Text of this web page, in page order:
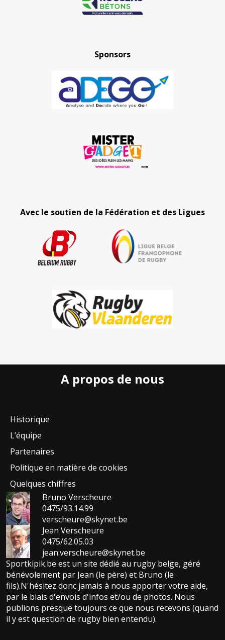
Sponsors
Avec le soutien de la Fédération et des Ligues
A propos de nous
Historique
L’équipe
Partenaires
Politique en matière de cookies
Quelques chiffres
Bruno Verscheure
0475/93.14.99
verscheure@skynet.be
Jean Verscheure
0475/62.05.03
jean.verscheure@skynet.be
Sportkipik.be est un site dédié au rugby belge, géré
bénévolement par Jean (le père) et Bruno (le
fils).N'hésitez donc jamais à nous apporter votre aide,
par le biais d'envois d'infos et/ou de photos. Nous
publions presque toujours ce que nous recevons (quand
il y est question de rugby bien entendu).